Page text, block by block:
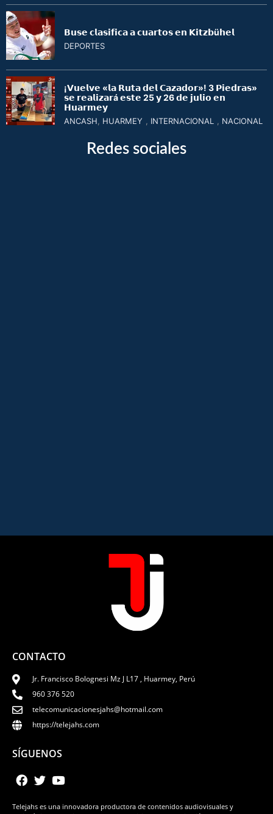
𝗕𝘂𝘀𝗲 𝗰𝗹𝗮𝘀𝗶𝗳𝗶𝗰𝗮 𝗮 𝗰𝘂𝗮𝗿𝘁𝗼𝘀 𝗲𝗻 𝗞𝗶𝘁𝘇𝗯ü𝗵𝗲𝗹
DEPORTES
¡𝗩𝘂𝗲𝗹𝘃𝗲 «𝗹𝗮 𝗥𝘂𝘁𝗮 𝗱𝗲𝗹 𝗖𝗮𝘇𝗮𝗱𝗼𝗿»! 3 𝗣𝗶𝗲𝗱𝗿𝗮𝘀»
𝘀𝗲 𝗿𝗲𝗮𝗹𝗶𝘇𝗮𝗿á 𝗲𝘀𝘁𝗲 25 𝘆 26 𝗱𝗲 𝗷𝘂𝗹𝗶𝗼 𝗲𝗻
𝗛𝘂𝗮𝗿𝗺𝗲𝘆
ANCASH, HUARMEY , INTERNACIONAL , NACIONAL
Redes sociales
CONTACTO
Jr. Francisco Bolognesi Mz J L17 , Huarmey, Perú
960 376 520
telecomunicacionesjahs@hotmail.com
https://telejahs.com
SÍGUENOS
Telejahs es una innovadora productora de contenidos audiovisuales y